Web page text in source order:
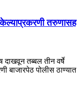
तरुणासह
तब्बल तीन वर्षे
बाजारपेठ पोलीस ठाण्यात